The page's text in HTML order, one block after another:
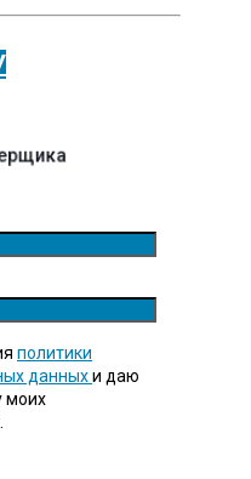
политики
данныхи даю
моих